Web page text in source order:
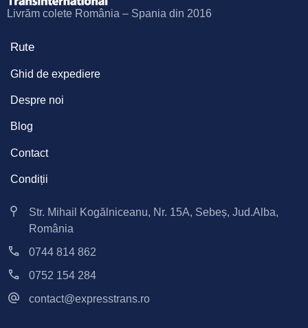
Livrăm colete România – Spania din 2016
Rute
Ghid de expediere
Despre noi
Blog
Contact
Condiții
Str. Mihail Kogălniceanu, Nr. 15A, Sebeș, Jud.Alba,
România
0744 814 862
0752 154 284
contact@expresstrans.ro